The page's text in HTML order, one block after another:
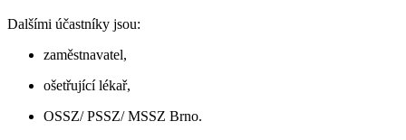
Dalšími účastníky jsou:
zaměstnavatel,
ošetřující lékař,
OSSZ/ PSSZ/ MSSZ Brno.